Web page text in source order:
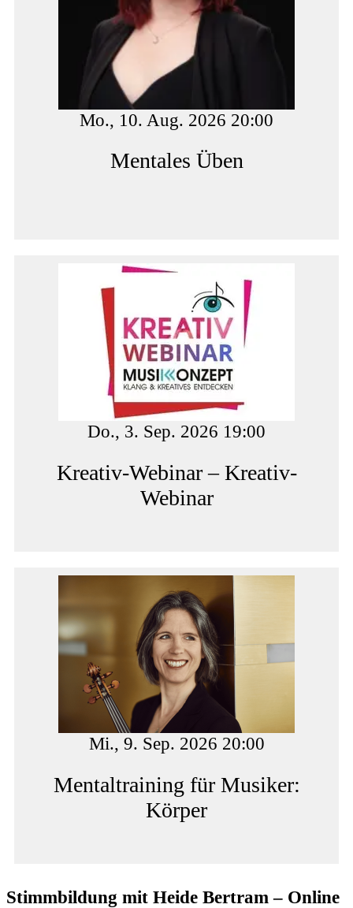
Mo., 10. Aug. 2026 20:00
Mentales Üben
Do., 3. Sep. 2026 19:00
Kreativ-Webinar – Kreativ-
Webinar
Mi., 9. Sep. 2026 20:00
Mentaltraining für Musiker:
Körper
Stimmbildung mit Heide Bertram – Online